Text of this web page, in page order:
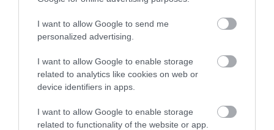
I want to allow Google to send me
personalized advertising.
I want to allow Google to enable storage
related to analytics like cookies on web or
device identifiers in apps.
I want to allow Google to enable storage
related to functionality of the website or app.
Paksi paktum - Orbán az EU energiabiztonságát félti
Mindenkit devizahitelessé tesz a paksi beruházás (már 314
forintnál jár az euró)?
Figyelem! A cikkhez hozzáfűzött hozzászólások nem a
kommenteket nem tudja befolyásolni - azok az olvasók személyes véleményét